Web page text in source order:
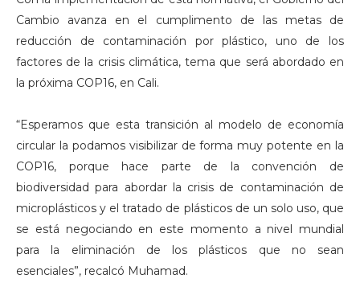
Cambio avanza en el cumplimento de las metas de
reducción de contaminación por plástico, uno de los
factores de la crisis climática, tema que será abordado en
la próxima COP16, en Cali.
“Esperamos que esta transición al modelo de economía
circular la podamos visibilizar de forma muy potente en la
COP16, porque hace parte de la convención de
biodiversidad para abordar la crisis de contaminación de
microplásticos y el tratado de plásticos de un solo uso, que
se está negociando en este momento a nivel mundial
para la eliminación de los plásticos que no sean
esenciales”, recalcó Muhamad.